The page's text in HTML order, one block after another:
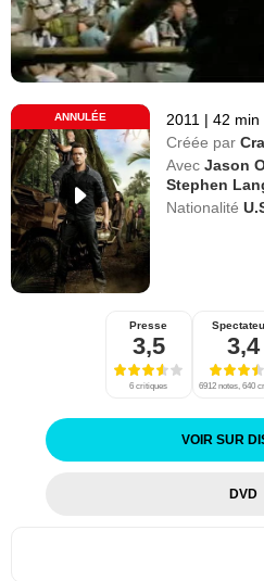
ANNULÉE 2011 | 42 min
Créée par
Avec Jason
Stephen
Nationalité
Presse
3,5
6 critiques
3,4
6912 notes, 640
VOIR SUR
DVD